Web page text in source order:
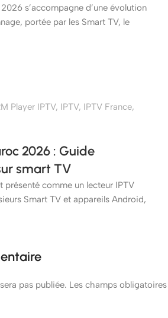
s’accompagne d’une évolution
portée par les Smart TV, le
Player IPTV, IPTV, IPTV France,
2026 : Guide
smart TV
présenté comme un lecteur IPTV
Smart TV et appareils Android,
pas publiée. Les champs obligatoires